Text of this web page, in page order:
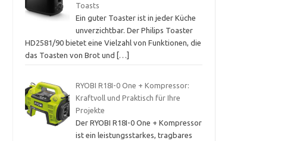
Toasts
Ein guter Toaster ist in jeder Küche
unverzichtbar. Der Philips Toaster
HD2581/90 bietet eine Vielzahl von Funktionen, die
das Toasten von Brot und
[…]
RYOBI R18I-0 One + Kompressor:
Kraftvoll und Praktisch für Ihre
Projekte
Der RYOBI R18I-0 One + Kompressor
ist ein leistungsstarkes, tragbares